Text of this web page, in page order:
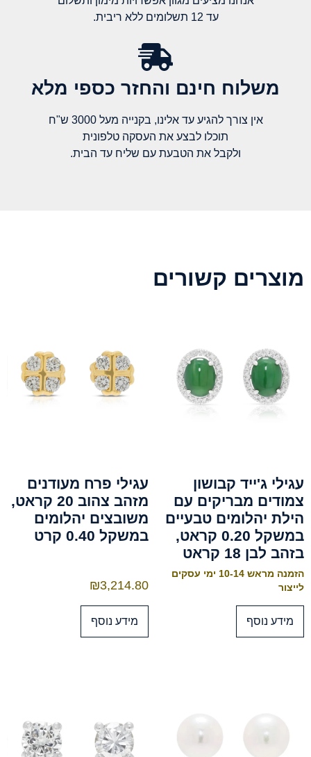
עד 12 תשלומים ללא ריבית.
משלוח חינם והחזר כספי מלא​
אין צורך להגיע עד אלינו, בקנייה מעל 3000 ש"ח
תוכלו לבצע את העסקה טלפונית
ולקבל את הטבעת עם שליח עד הבית.
מוצרים קשורים
עגילי ג'ייד קבושון
צמודים מבריקים עם
הילת יהלומים טבעיים
במשקל 0.20 קראט,
בזהב לבן 18 קראט
הזמנה מראש 10-14 ימי עסקים
לייצור
מידע נוסף
עגילי פרח מעודנים
מזהב צהוב 20 קראט,
משובצים יהלומים
במשקל 0.40 קרט
₪3,214.80
מידע נוסף